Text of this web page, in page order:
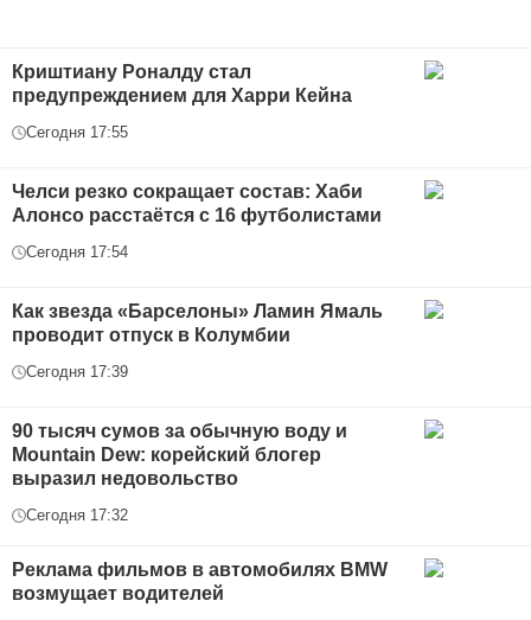
Криштиану Роналду стал
предупреждением для Харри Кейна
Сегодня 17:55
Челси резко сокращает состав: Хаби
Алонсо расстаётся с 16 футболистами
Сегодня 17:54
Как звезда «Барселоны» Ламин Ямаль
проводит отпуск в Колумбии
Сегодня 17:39
90 тысяч сумов за обычную воду и
Mountain Dew: корейский блогер
выразил недовольство
Сегодня 17:32
Реклама фильмов в автомобилях BMW
возмущает водителей